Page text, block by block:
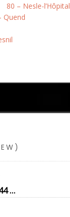
80 – Nesle-l’Hôpital
Quend
…